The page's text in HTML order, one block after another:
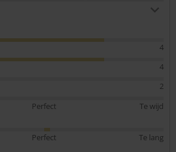
dragen (goed excuus om weer naar de
4
4
2
Perfect
Te wijd
Perfect Te lang